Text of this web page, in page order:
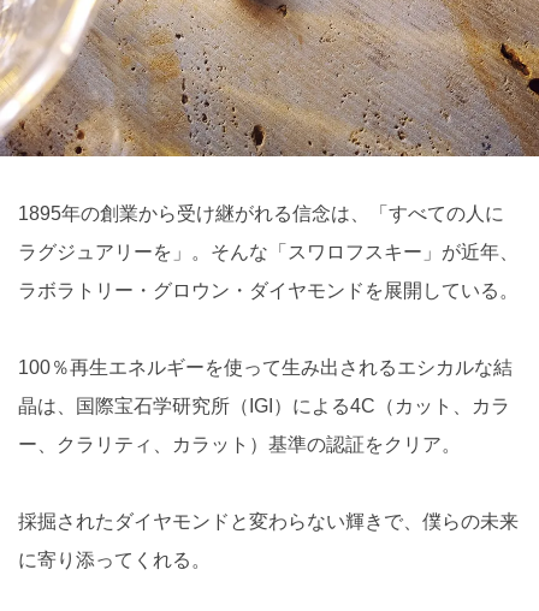
1895年の創業から受け継がれる信念は、「すべての人に
ラグジュアリーを」。そんな「スワロフスキー」が近年、
ラボラトリー・グロウン・ダイヤモンドを展開している。
100％再生エネルギーを使って生み出されるエシカルな結
晶は、国際宝石学研究所（IGI）による4C（カット、カラ
ー、クラリティ、カラット）基準の認証をクリア。
採掘されたダイヤモンドと変わらない輝きで、僕らの未来
に寄り添ってくれる。